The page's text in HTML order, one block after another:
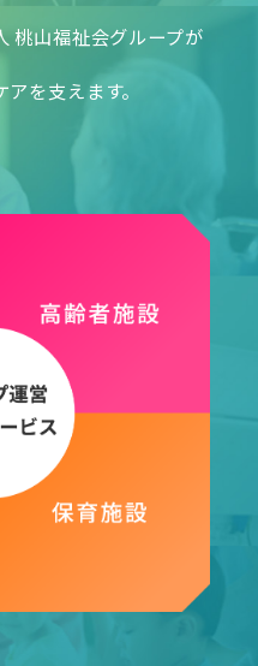
桃山福祉会グループが
を支えます。